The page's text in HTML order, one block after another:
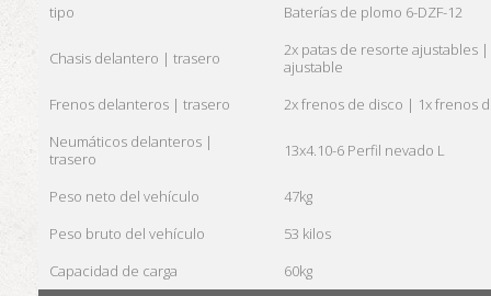
tipo
Baterías de plomo 6-DZF-12
Chasis delantero | trasero
2x patas de resorte ajustables
ajustable
Frenos delanteros | trasero
2x frenos de disco | 1x frenos
Neumáticos delanteros |
trasero
13x4.10-6 Perfil nevado L
Peso neto del vehículo
47kg
Peso bruto del vehículo
53 kilos
Capacidad de carga
60kg